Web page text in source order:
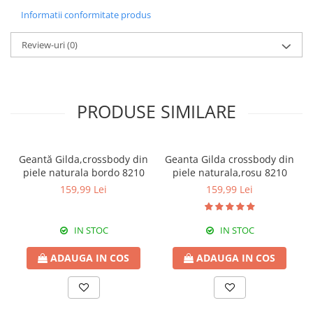
Informatii conformitate produs
Review-uri(0)
PRODUSE SIMILARE
Geantă Gilda,crossbody din
piele naturala bordo 8210
159,99 Lei
IN STOC
ADAUGA IN COS
Geanta Gilda crossbody din
piele naturala,rosu 8210
159,99 Lei
IN STOC
ADAUGA IN COS